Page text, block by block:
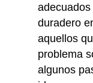
duradero
aquellos
problema
algunos